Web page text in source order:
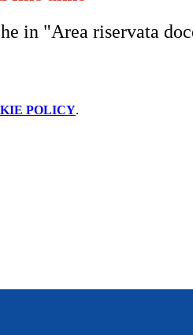
in "Area riservata
POLICY.